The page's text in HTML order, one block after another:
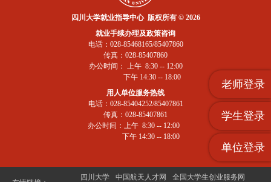
老师登录
学生登录
单位登录
四川大学就业指导中心 版权所有 © 2026
就业手续办理及政策咨询
电话：028-85468165/85407860
传真：028-85407860
办公时间： 上午 8:30 -- 12:00
下午 14:30 -- 18:00
用人单位服务热线
电话：028-85404252/85407861
传真：028-85407861
办公时间：上午 8:30 -- 12:00
下午 14:30 -- 18:00
四川大学 中国航天人才网 全国大学生创业服务网